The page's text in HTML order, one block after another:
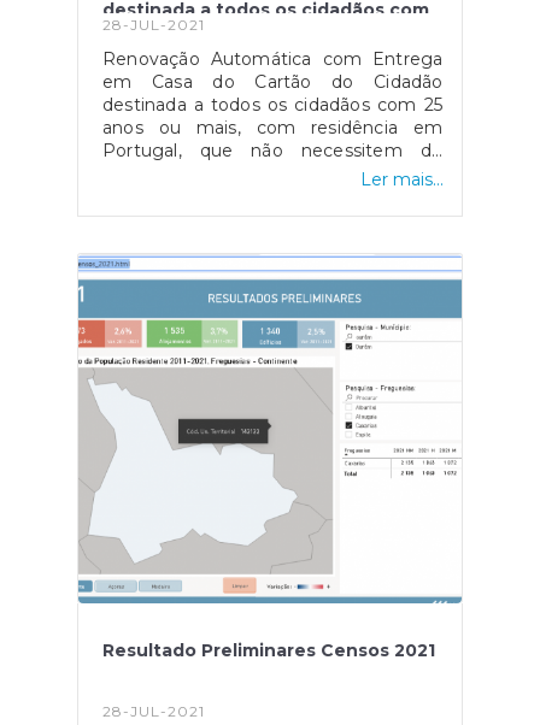
destinada a todos os cidadãos com
25 anos
28-JUL-2021
Renovação Automática com Entrega
em Casa do Cartão do Cidadão
destinada a todos os cidadãos com 25
anos ou mais, com residência em
Portugal, que não necessitem de
maior acompanhado.
Ler mais...
Resultado Preliminares Censos 2021
28-JUL-2021